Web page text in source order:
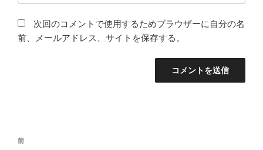
次回のコメントで使用するためブラウザーに自分の名
前、メールアドレス、サイトを保存する。
投
前
前